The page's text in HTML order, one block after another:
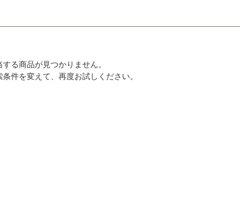
する商品が見つかりません。
条件を変えて、再度お試しください。